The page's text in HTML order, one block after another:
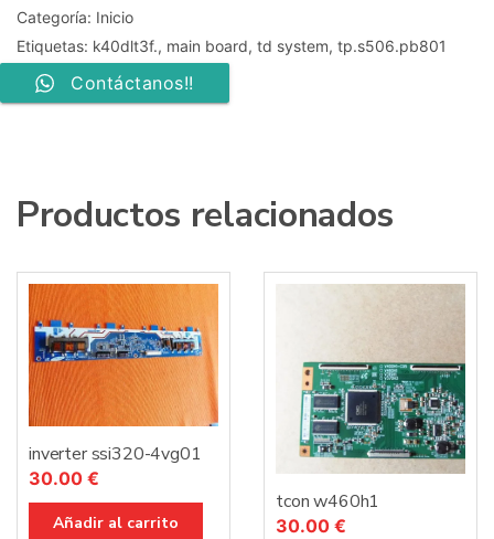
Categoría: Inicio
Etiquetas: k40dlt3f., main board, td system, tp.s506.pb801
Contáctanos!!
Productos relacionados
inverter ssi320-4vg01
30.00 €
Añadir al carrito
tcon w460h1
30.00 €